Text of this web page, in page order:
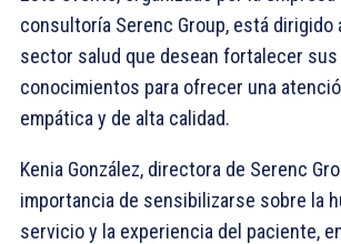
consultoría Serenc Group, está dirigido
sector salud que desean fortalecer sus
conocimientos para ofrecer una
empática y de alta calidad.
Kenia González, directora de Serenc
importancia de sensibilizarse sobre la
servicio y la experiencia del paciente,